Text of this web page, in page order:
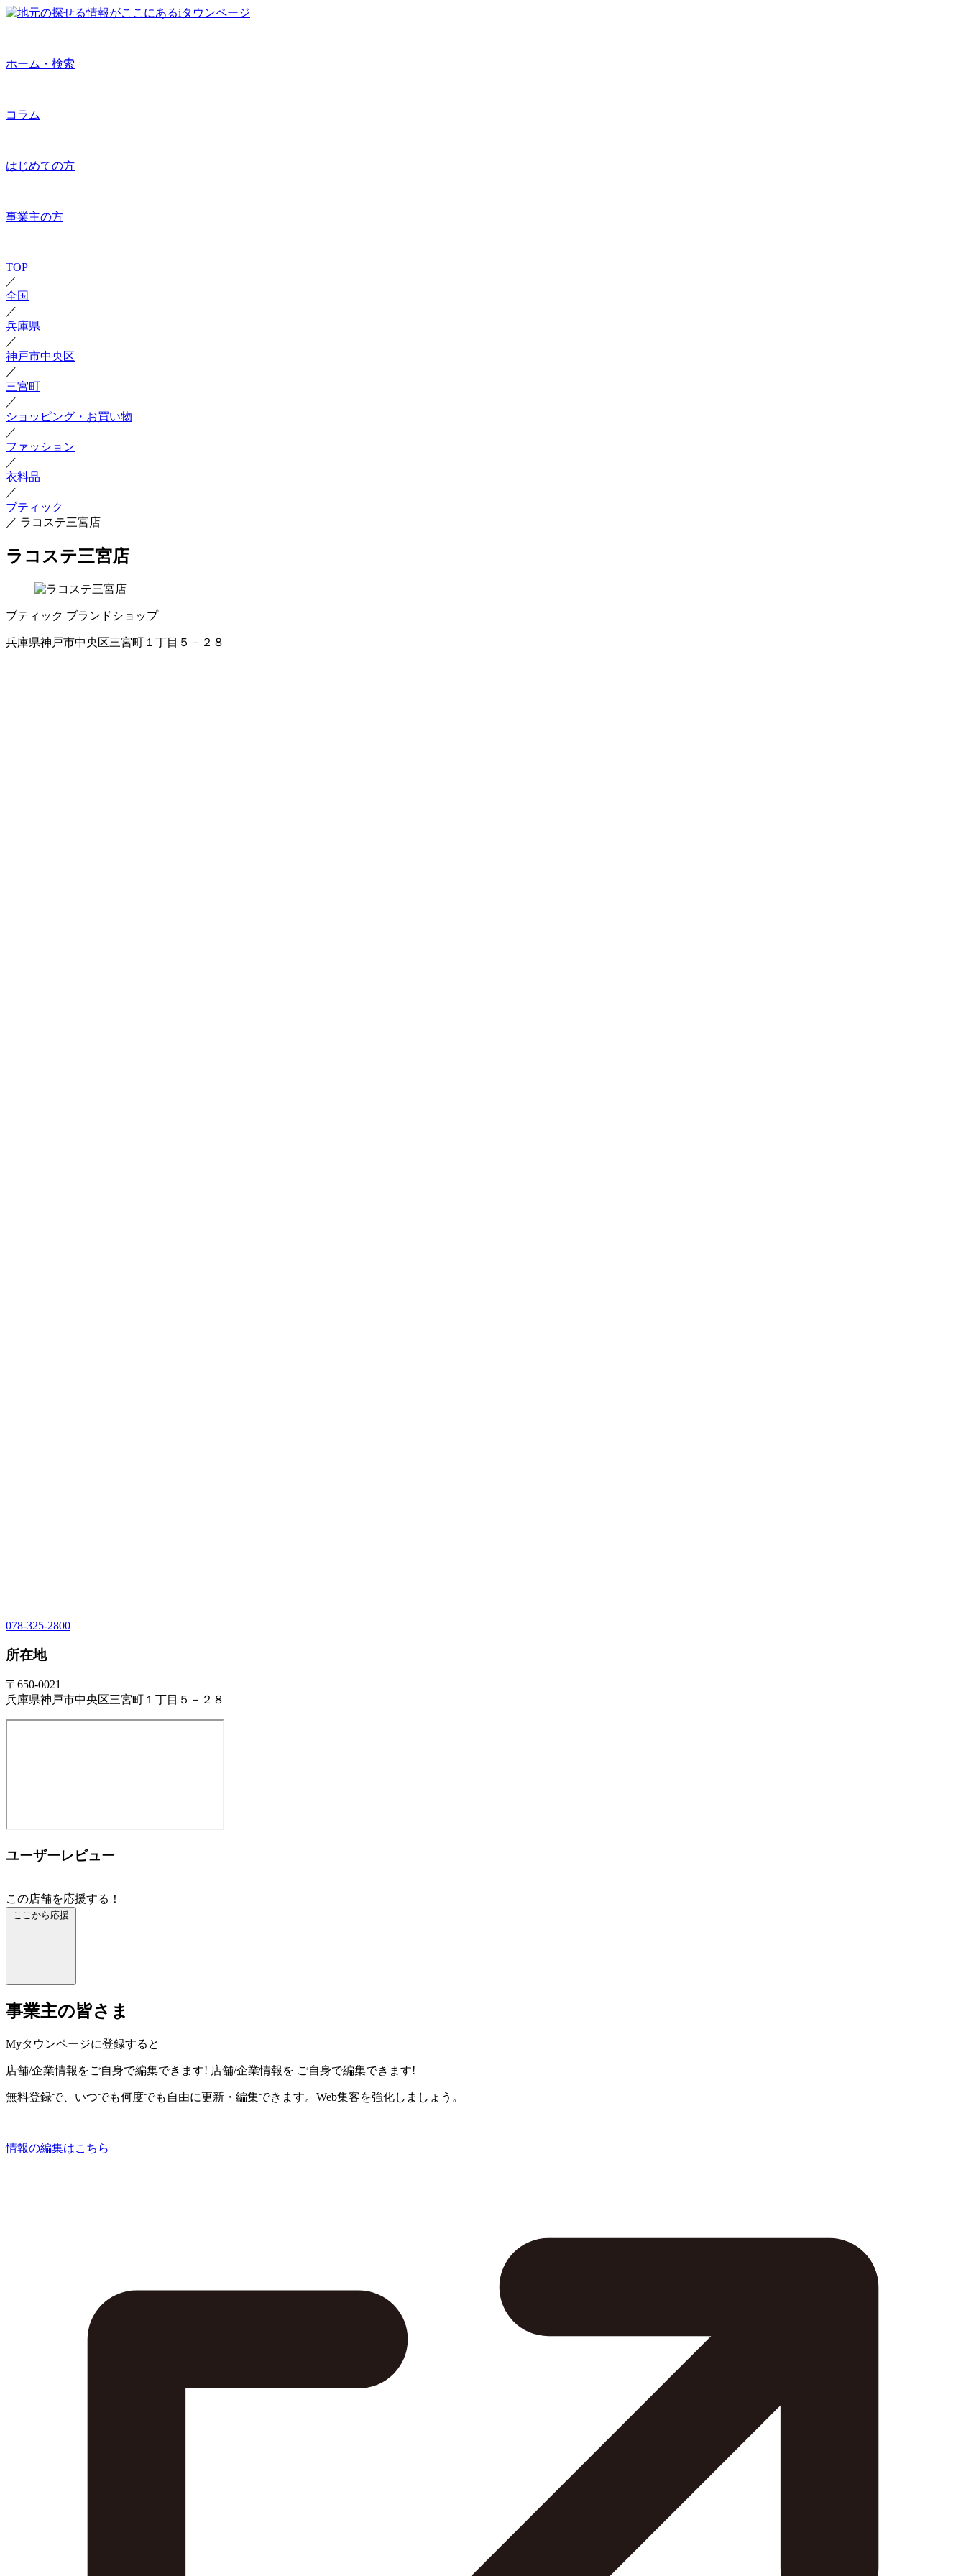
ホーム・検索
コラム
はじめての方
事業主の方
TOP
／
全国
／
兵庫県
／
神戸市中央区
／
三宮町
／
ショッピング・お買い物
／
ファッション
／
衣料品
／
ブティック
／ ラコステ三宮店
ラコステ三宮店
ブティック ブランドショップ
兵庫県神戸市中央区三宮町１丁目５－２８
078-325-2800
所在地
〒650-0021
兵庫県神戸市中央区三宮町１丁目５－２８
ユーザーレビュー
この店舗を応援する！
ここから応援
事業主の皆さま
Myタウンページに登録すると
店舗/企業情報をご自身で編集できます! 店舗/企業情報を ご自身で編集できます!
無料登録で、いつでも何度でも自由に更新・編集できます。Web集客を強化しましょう。
情報の編集はこちら